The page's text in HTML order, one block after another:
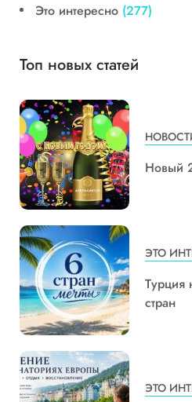
Это интересно (277)
Топ новых статей
Новый
ЭТО
Турция
стран
ЭТО